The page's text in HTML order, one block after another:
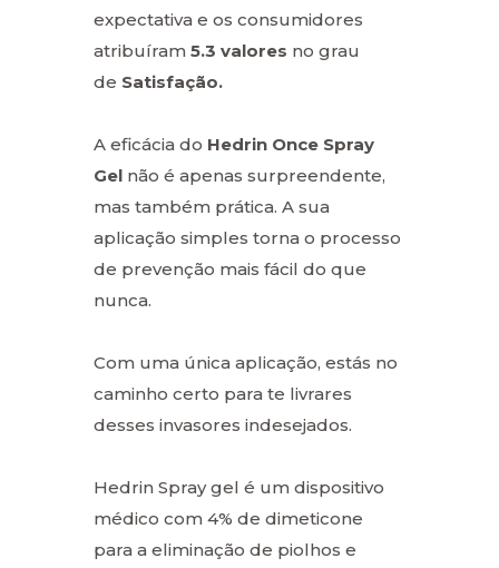
expectativa e os consumidores
atribuíram 5.3 valores no grau
de Satisfação.
A eficácia do Hedrin Once Spray
Gel não é apenas surpreendente,
mas também prática. A sua
aplicação simples torna o processo
de prevenção mais fácil do que
nunca.
Com uma única aplicação, estás no
caminho certo para te livrares
desses invasores indesejados.
Hedrin Spray gel é um dispositivo
médico com 4% de dimeticone
para a eliminação de piolhos e